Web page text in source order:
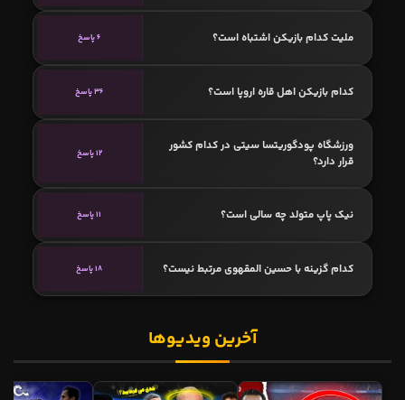
ملیت کدام بازیکن اشتباه است؟ 6 پاسخ
کدام بازیکن اهل قاره اروپا است؟ 36 پاسخ
ورزشگاه پودگوریتسا سیتی در کدام کشور
قرار دارد؟
12 پاسخ
نیک پاپ متولد چه سالی است؟ 11 پاسخ
کدام گزینه با حسین المقهوی مرتبط نیست؟ 18 پاسخ
آخرین ویدیوها